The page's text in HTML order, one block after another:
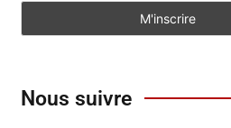
Nous suivre